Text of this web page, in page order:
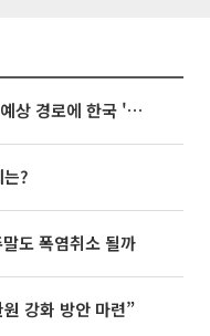
태풍 '돌핀' 이어 '찬홈' 등장…예상 경로에 한국 '한숨'
?
도 폭염취소 될까
강화 방안 마련”